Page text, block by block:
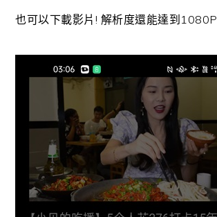
也可以下載影片! 解析度還能達到